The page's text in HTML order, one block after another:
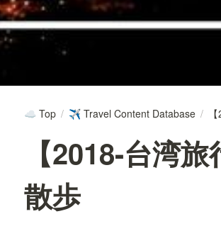
☁️ Top / ✈️ Travel Content Database /
【2018-台湾
散歩